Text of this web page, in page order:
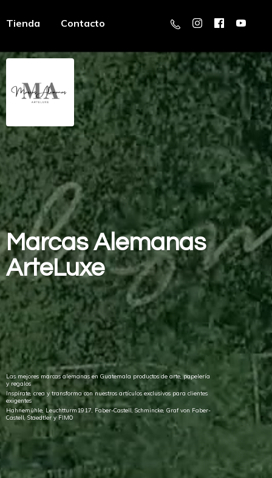
Tienda Contacto
MarcasAlemanas
ArteLuxe
Las mejores marcas alemanas en Guatemala productos de arte, papelería
y regalos
Inspírate, crea y transforma con nuestros artículos exclusivos para clientes
exigentes
Hahnemühle, Leuchtturm1917, Faber-Castell, Schmincke, Graf von Faber-
Castell, Staedtler y FIMO